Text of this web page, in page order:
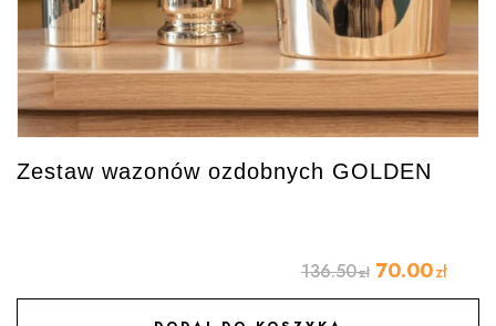
Zestaw wazonów ozdobnych GOLDEN
136.50zł 70.00zł